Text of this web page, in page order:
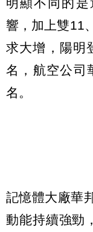
響，加上雙11
求大增，陽明
名，航空公司
名。
記憶體大廠華
動能持續強勁